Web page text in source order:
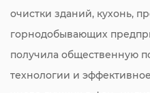
очистки зданий, кухонь,
горнодобывающих
получила общественную
технологии и